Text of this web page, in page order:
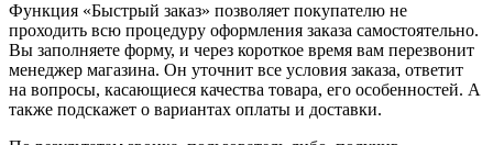
Функция «Быстрый заказ» позволяет покупателю не
проходить всю процедуру оформления заказа самостоятельно.
Вы заполняете форму, и через короткое время вам перезвонит
менеджер магазина. Он уточнит все условия заказа, ответит
на вопросы, касающиеся качества товара, его особенностей. А
также подскажет о вариантах оплаты и доставки.